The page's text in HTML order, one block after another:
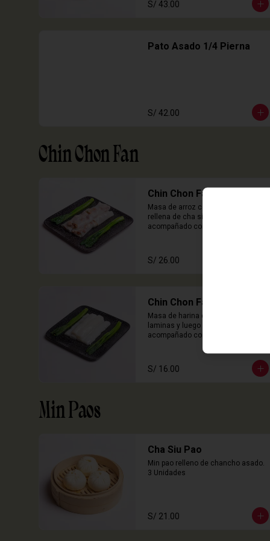
S/ 43.00
Pato Asado 1/4 Pierna
S/ 42.00
Chin Chon Fan
Chin Chon Fan Cha Siu
Masa de arroz cocida en laminas
rellena de cha siu, cebolla china
acompañado con salsa de sillao
S/ 26.00
Chin Chon Fan Solo
Masa de harina de arroz cocida en
laminas y luego enrollado,
acompañado con salsa de sillao
S/ 16.00
Min Paos
Cha Siu Pao
Min pao relleno de chancho asado.
3 Unidades
S/ 21.00